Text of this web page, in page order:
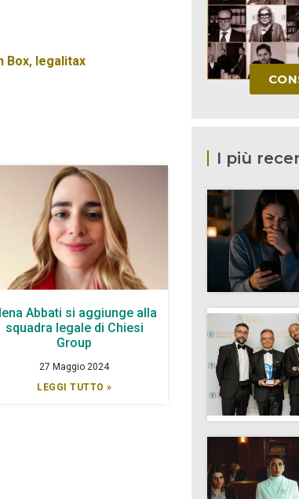
Box, legalitax
Abbati si aggiunge alla
squadra legale di Chiesi
Group
27 Maggio 2024
LEGGI TUTTO »
I più